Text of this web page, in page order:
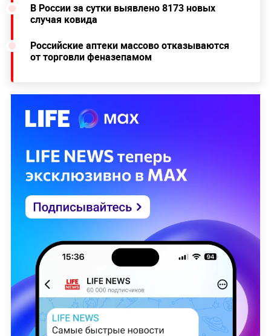
В России за сутки выявлено 8173 новых
случая ковида
Российские аптеки массово отказываются
от торговли феназепамом